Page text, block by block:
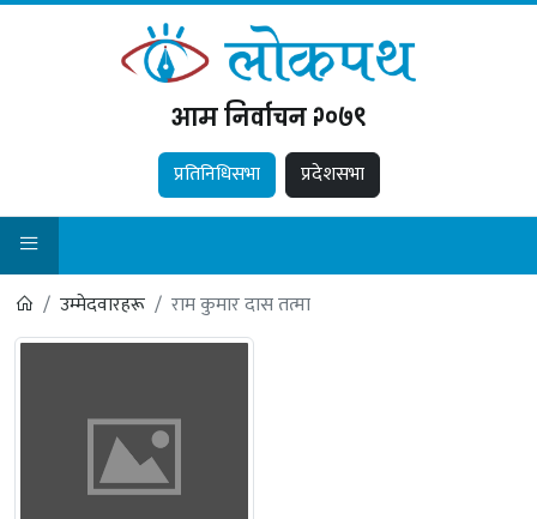
आम निर्वाचन २०७९
प्रतिनिधिसभा प्रदेशसभा
उम्मेदवारहरू राम कुमार दास तत्मा